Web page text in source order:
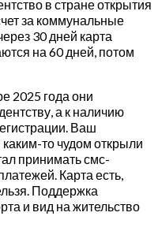
в стране открытия
за коммунальные
30 дней карта
на 60 дней, потом
2025 года они
а к наличию
Ваш
то чудом открыли
принимать смс-
Карта есть,
Поддержка
и вид на жительство